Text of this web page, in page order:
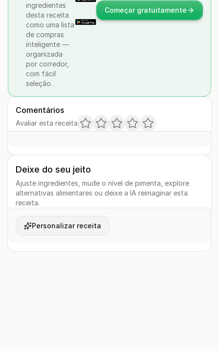
ingredientes
desta receita
como uma lista
de compras
inteligente —
organizada
por corredor,
com fácil
seleção.
Começar gratuitamente
Comentários
Avaliar esta receita
Deixe do seu jeito
Ajuste ingredientes, mude o nível de pimenta, explore
alternativas alimentares ou deixe a IA reimaginar esta
receita.
Personalizar receita